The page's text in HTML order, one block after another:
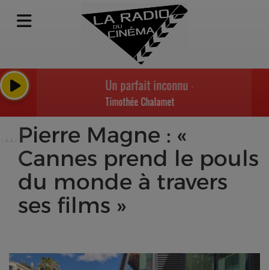
Un parfait inconnu - Highway 61
Timothée Chalamet
Pierre Magne : «
Cannes prend le pouls
du monde à travers
ses films »